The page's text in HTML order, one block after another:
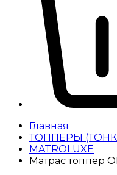
Главная
ТОППЕРЫ
MATROLUXE
Матрас топпер